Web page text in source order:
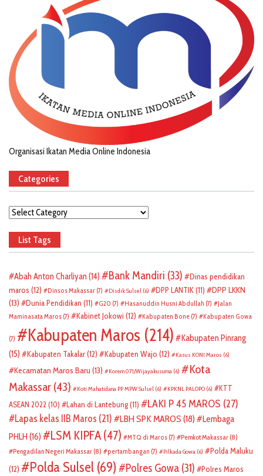
Organisasi Ikatan Media Online Indonesia
Categories
Categories
List Tags
Abah Anton Charliyan (14) Bank Mandiri (33)
Dinas pendidikan
maros (12) Dinsos Makassar (7) Disdik Sulsel (6) DPP LANTIK(11)
DPP LKKN
(13)
Dunia Pendidikan (11) G20 (7) Hasanuddin Husni Abdullah (7)
Jalan
Maminasata Maros (7) Kabinet Jokowi (12) Kabupaten Bone (7) Kabupaten Gowa
(7) Kabupaten Maros (214)
Kabupaten Pinrang
(15)
Kabupaten Takalar(12) Kabupaten Wajo (12) Kasus KONI Maros (6)
Kecamatan Maros Baru (13) Korem 071/Wijayakusuma (6)
Kota
Makassar (43) Koti Mahatidana PP MPW Sulsel (6) KPKNL PALOPO (6)
KTT
ASEAN 2022 (10) Lahan di Lantebung(11) LAKI P 45 MAROS (27)
Lapas kelas IIB Maros (21) LBH SPK MAROS (18)
Lembaga
PHLH (16) LSM KIPFA (47) MTQ di Maros (7) Pemkot Makassar (8)
Pengadilan Negeri Makassar (8) pertambangan (7) Pilkada Gowa (6)
Polda Maluku
(12)
Polda Sulsel (69) Polres Gowa (31)
Polres Maros